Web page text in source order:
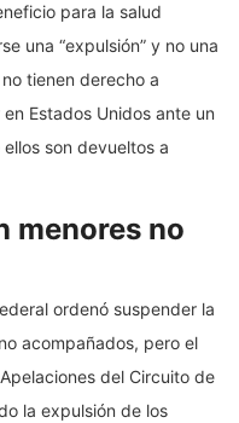
para la salud
una “expulsión” y no una
tienen derecho a
Estados Unidos ante un
son devueltos a
menores no
ordenó suspender la
acompañados, pero el
del Circuito de
la expulsión de los